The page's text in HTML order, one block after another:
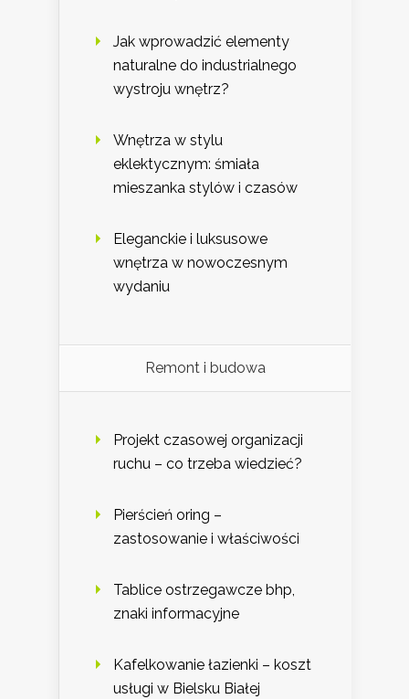
Jak wprowadzić elementy
naturalne do industrialnego
wystroju wnętrz?
Wnętrza w stylu
eklektycznym: śmiała
mieszanka stylów i czasów
Eleganckie i luksusowe
wnętrza w nowoczesnym
wydaniu
Remont i budowa
Projekt czasowej organizacji
ruchu – co trzeba wiedzieć?
Pierścień oring –
zastosowanie i właściwości
Tablice ostrzegawcze bhp,
znaki informacyjne
Kafelkowanie łazienki – koszt
usługi w Bielsku Białej